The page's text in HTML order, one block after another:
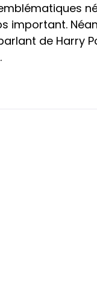
important.
de Harry